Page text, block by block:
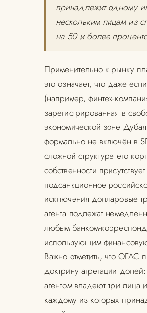
принадлежит одному
нескольким лицам из
на 50 и более
Применительно к рынку
это означает, что даже
(например, финтех-
зарегистрированная в
экономической зоне Дубая
формально не включён в
сложной структуре его
собственности присутствует
подсанкционное
исключения долларовые
агента подлежат
любым банком-
использующим
Важно отметить, что OFAC
доктрину агрегации
агентом владеют три лица
каждому из которых